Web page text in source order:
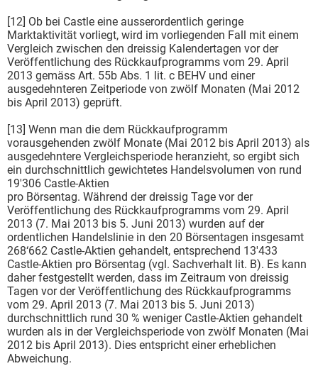
[12] Ob bei Castle eine ausserordentlich geringe
Marktaktivität vorliegt, wird im vorliegenden Fall mit einem
Vergleich zwischen den dreissig Kalendertagen vor der
Veröffentlichung des Rückkaufprogramms vom 29. April
2013 gemäss Art. 55b Abs. 1 lit. c BEHV und einer
ausgedehnteren Zeitperiode von zwölf Monaten (Mai 2012
bis April 2013) geprüft.
[13] Wenn man die dem Rückkaufprogramm
vorausgehenden zwölf Monate (Mai 2012 bis April 2013) als
ausgedehntere Vergleichsperiode heranzieht, so ergibt sich
ein durchschnittlich gewichtetes Handelsvolumen von rund
19'306 Castle-Aktien
pro Börsentag. Während der dreissig Tage vor der
Veröffentlichung des Rückkaufprogramms vom 29. April
2013 (7. Mai 2013 bis 5. Juni 2013) wurden auf der
ordentlichen Handelslinie in den 20 Börsentagen insgesamt
268‘662 Castle-Aktien gehandelt, entsprechend 13'433
Castle-Aktien pro Börsentag (vgl. Sachverhalt lit. B). Es kann
daher festgestellt werden, dass im Zeitraum von dreissig
Tagen vor der Veröffentlichung des Rückkaufprogramms
vom 29. April 2013 (7. Mai 2013 bis 5. Juni 2013)
durchschnittlich rund 30 % weniger Castle-Aktien gehandelt
wurden als in der Vergleichsperiode von zwölf Monaten (Mai
2012 bis April 2013). Dies entspricht einer erheblichen
Abweichung.